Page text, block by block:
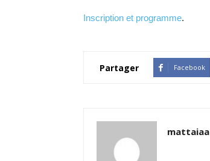
Inscription et programme.
Partager Facebook
mattaiaa